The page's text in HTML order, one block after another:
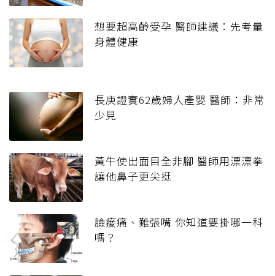
想要超高齡受孕 醫師建議：先考量
身體健康
長庚證實62歲婦人產嬰 醫師：非常
少見
黃牛使出面目全非腳 醫師用漂漂拳
讓他鼻子更尖挺
臉痠痛、難張嘴 你知道要掛哪一科
嗎？